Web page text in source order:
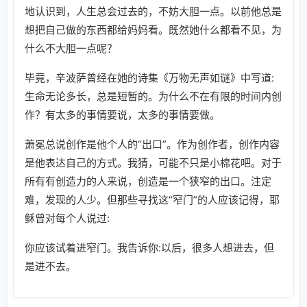
地认识到，人生总会过去的，不妨大胆一点。以前他总是
想把自己做的东西都给妈妈看。既然她什么都看不见，为
什么不大胆一点呢？
毕竟，辛波萨曾经在她的诗集《万物无声如谜》中写道:
生命无论多长，总是短暂的。为什么不在有限的时间内创
作？有太多的事情要说，太多的事情要做。
萧冕总说创作是他个人的“出口”。作为创作者，创作内容
是他表达自己的方式。我猜，可能不只是小棉花吧。对于
所有有创造力的人来说，创造是一个狭窄的出口。注定
难，发现的人少。但那些寻找这“窄门”的人应该记得，耶
稣曾对每个人说过:
你应该试着进窄门。我告诉你:以后，很多人想进去，但
是进不去。